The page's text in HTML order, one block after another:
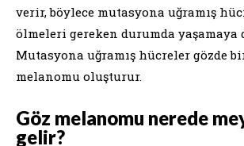
verir, böylece mutasyona uğramış
ölmeleri gereken durumda yaşamaya
Mutasyona uğramış hücreler gözde
melanomu oluşturur.
Göz melanomu nerede
gelir?